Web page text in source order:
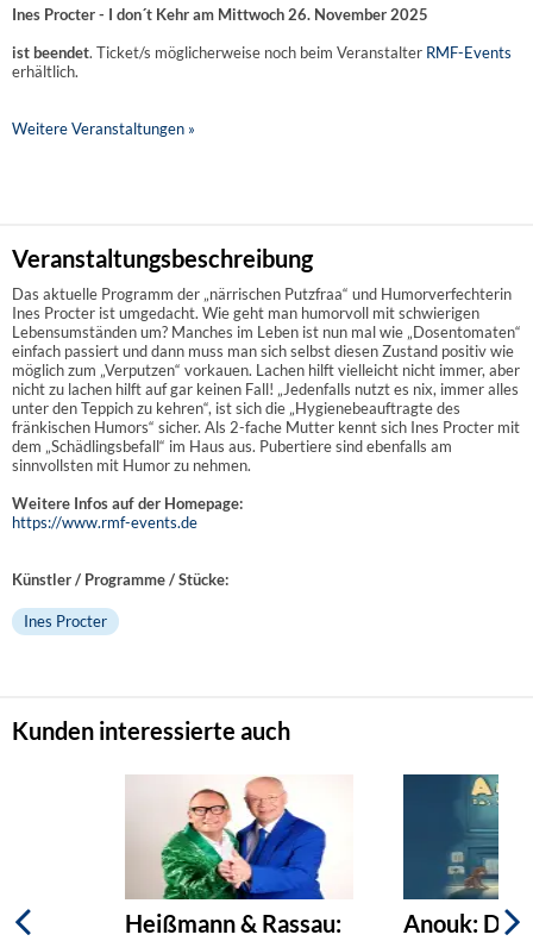
Ines Procter - I don´t Kehr am Mittwoch 26. November 2025
ist beendet. Ticket/s möglicherweise noch beim Veranstalter RMF-Events
erhältlich.
Weitere Veranstaltungen »
Veranstaltungsbeschreibung
Das aktuelle Programm der „närrischen Putzfraa“ und Humorverfechterin
Ines Procter ist umgedacht. Wie geht man humorvoll mit schwierigen
Lebensumständen um? Manches im Leben ist nun mal wie „Dosentomaten“
einfach passiert und dann muss man sich selbst diesen Zustand positiv wie
möglich zum „Verputzen“ vorkauen. Lachen hilft vielleicht nicht immer, aber
nicht zu lachen hilft auf gar keinen Fall! „Jedenfalls nutzt es nix, immer alles
unter den Teppich zu kehren“, ist sich die „Hygienebeauftragte des
fränkischen Humors“ sicher. Als 2-fache Mutter kennt sich Ines Procter mit
dem „Schädlingsbefall“ im Haus aus. Pubertiere sind ebenfalls am
sinnvollsten mit Humor zu nehmen.
Weitere Infos auf der Homepage:
https://www.rmf-events.de
Künstler / Programme / Stücke:
Ines Procter
Kunden interessierte auch
Heißmann & Rassau:
Anouk: Das